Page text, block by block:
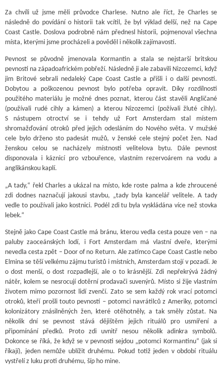
Za chvíli už jsme měli průvodce Charlese. Nutno ale říct, že Charles se
následně do povídání o historii tak vcítil, že byl výklad delší, než na Cape
Coast Castle. Doslova podrobně nám přednesl historii, pojmenoval všechna
místa, kterými jsme procházeli a pověděl i několik zajímavostí.
Pevnost se původně jmenovala Kormantin a stala se nejstarší britskou
pevností na západoafrickém pobřeží. Následně ji ale zabavili Nizozemci, když
jim Britové sebrali nedaleký Cape Coast Castle a přišli i o další pevnosti.
Dobytou a poškozenou pevnost bylo potřeba opravit. Díky rozdílnosti
použitého materiálu je možné dnes poznat, kterou část stavěli Angličané
(používali rudé cihly a kámen) a kterou Nizozemci (požívali žluté cihly).
S nástupem otroctví se i tehdy už Fort Amsterdam stal místem
shromažďování otroků před jejich odesláním do Nového světa. V mužské
cele bylo drženo sto padesát mužů, v ženské cele stejný počet žen. Nad
ženskou celou se nacházely místnosti velitelova bytu. Dále pevnost
disponovala i káznicí pro vzbouřence, vlastním rezervoárem na vodu a
anglikánskou kaplí.
„A tady,“ řekl Charles a ukázal na místo, kde roste palma a kde zhroucené
zdi dodnes naznačují jakousi stavbu, „tady byla kancelář velitele. A tady
vedle to používali jako kostnici. Podél zdi tu byla vyskládána více než stovka
lebek.“
Stejně jako Cape Coast Castle má bránu, kterou vedla cesta pouze ven – na
paluby zaoceánských lodí, i Fort Amsterdam má vlastní dveře, kterými
nevedla cesta zpět – Door of no Return. Ale zatímco Cape Coast Castle nebo
Elmina se těší velkému zájmu turistů i místních, Amsterdam stojí v pozadí. Je
o dost menší, o dost rozpadlejší, ale o to krásnější. Zdi nepřekrývá žádný
nátěr, kolem se nesrocují dotěrní prodavači suvenýrů. Místo si žije vlastním
životem mimo pozornost lidí zvenčí. Zato se sem každý rok vrací potomci
otroků, kteří prošli touto pevností – potomci navrátilců z Ameriky, potomci
kolonizátory znásilněných žen, které otěhotněly, a tak směly zůstat. Na
několik dní se pevnost stává dějištěm jejich rituálů pro usmíření a
připomínání předků. Proto zdi uvnitř nesou několik adinkra symbolů.
Dokonce se říká, že když se v pevnosti sejdou „potomci Kormantinu“ (jak si
říkají), jeden nemůže ublížit druhému. Pokud totiž jeden v období rituálu
vystřelí z luku proti druhému, šíp ho mine.